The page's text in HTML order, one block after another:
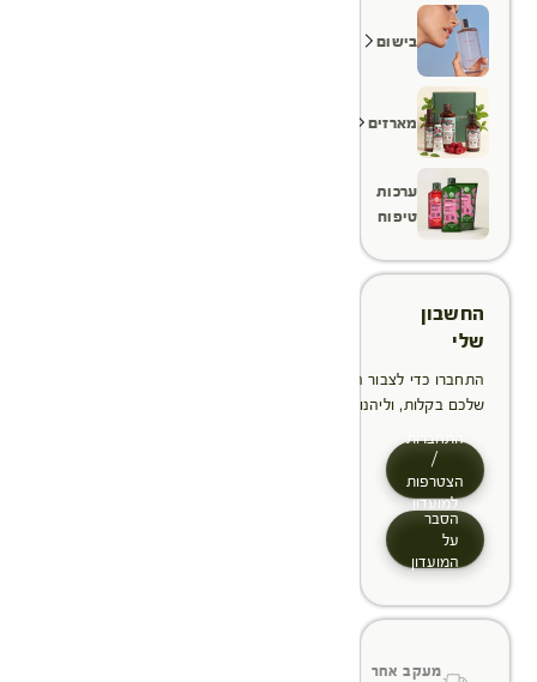
בישום
מארזים
ערכות
טיפוח
החשבון
שלי
התחברו כדי לצבור הטבות, לנהל ולעקוב אחר ההזמנות
שלכם בקלות, וליהנות מתהליך תשלום מהיר יותר
התחברות
/
הצטרפות
למועדון
הסבר
על
המועדון
מעקב אחר